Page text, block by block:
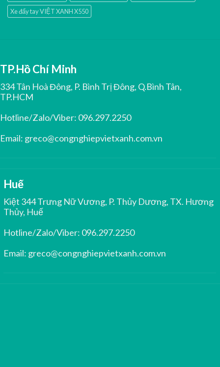
Xe đẩy tay VIỆT XANH X550
TP.Hồ Chí Minh
334 Tân Hoà Đông, P. Bình Trị Đông, Q.Bình Tân,
TP.HCM
Hotline/Zalo/Viber: 096.297.2250
Email: greco@congnghiepvietxanh.com.vn
Huế
Kiệt 344 Trưng Nữ Vương, P. Thủy Dương, TX. Hương
Thủy, Huế
Hotline/Zalo/Viber: 096.297.2250
Email: greco@congnghiepvietxanh.com.vn